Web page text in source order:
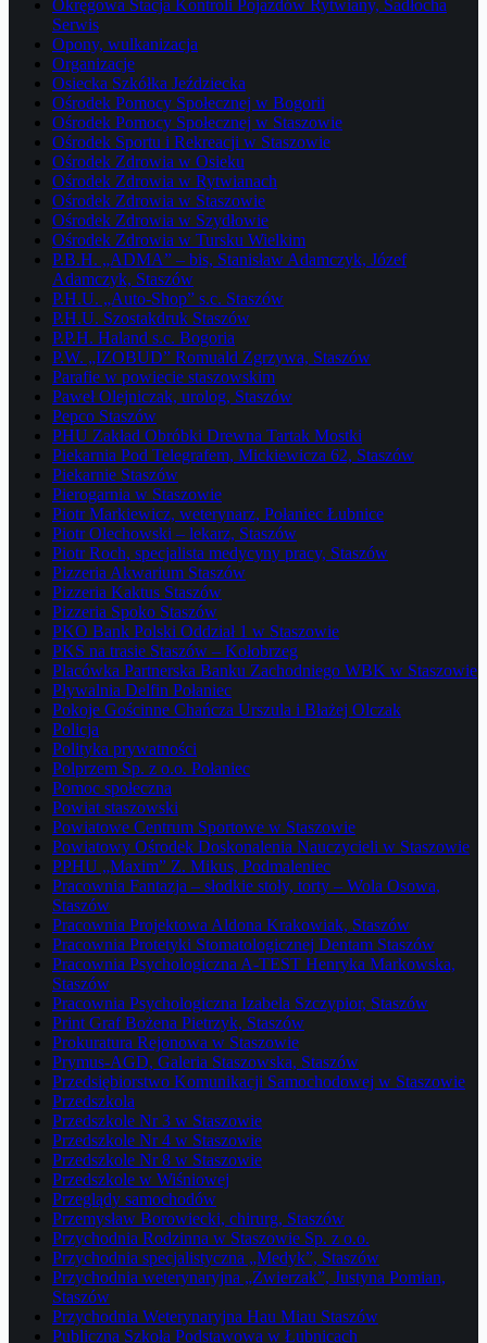
Okręgowa Stacja Kontroli Pojazdów Rytwiany, Sadłocha
Serwis
Opony, wulkanizacja
Organizacje
Osiecka Szkółka Jeździecka
Ośrodek Pomocy Społecznej w Bogorii
Ośrodek Pomocy Społecznej w Staszowie
Ośrodek Sportu i Rekreacji w Staszowie
Ośrodek Zdrowia w Osieku
Ośrodek Zdrowia w Rytwianach
Ośrodek Zdrowia w Staszowie
Ośrodek Zdrowia w Szydłowie
Ośrodek Zdrowia w Tursku Wielkim
P.B.H. „ADMA” – bis, Stanisław Adamczyk, Józef
Adamczyk, Staszów
P.H.U. „Auto-Shop” s.c. Staszów
P.H.U. Szostakdruk Staszów
P.P.H. Haland s.c. Bogoria
P.W. „IZOBUD” Romuald Zgrzywa, Staszów
Parafie w powiecie staszowskim
Paweł Olejniczak, urolog, Staszów
Pepco Staszów
PHU Zakład Obróbki Drewna Tartak Mostki
Piekarnia Pod Telegrafem, Mickiewicza 62, Staszów
Piekarnie Staszów
Pierogarnia w Staszowie
Piotr Markiewicz, weterynarz, Połaniec Łubnice
Piotr Olechowski – lekarz, Staszów
Piotr Roch, specjalista medycyny pracy, Staszów
Pizzeria Akwarium Staszów
Pizzeria Kaktus Staszów
Pizzeria Spoko Staszów
PKO Bank Polski Oddział 1 w Staszowie
PKS na trasie Staszów – Kołobrzeg
Placówka Partnerska Banku Zachodniego WBK w Staszowie
Pływalnia Delfin Połaniec
Pokoje Gościnne Chańcza Urszula i Błażej Olczak
Policja
Polityka prywatności
Polprzem Sp. z o.o. Połaniec
Pomoc społeczna
Powiat staszowski
Powiatowe Centrum Sportowe w Staszowie
Powiatowy Ośrodek Doskonalenia Nauczycieli w Staszowie
PPHU „Maxim” Z. Mikus, Podmaleniec
Pracownia Fantazja – słodkie stoły, torty – Wola Osowa,
Staszów
Pracownia Projektowa Aldona Krakowiak, Staszów
Pracownia Protetyki Stomatologicznej Dentam Staszów
Pracownia Psychologiczna A-TEST Henryka Markowska,
Staszów
Pracownia Psychologiczna Izabela Szczypior, Staszów
Print Graf Bożena Pietrzyk, Staszów
Prokuratura Rejonowa w Staszowie
Prymus-AGD, Galeria Staszowska, Staszów
Przedsiębiorstwo Komunikacji Samochodowej w Staszowie
Przedszkola
Przedszkole Nr 3 w Staszowie
Przedszkole Nr 4 w Staszowie
Przedszkole Nr 8 w Staszowie
Przedszkole w Wiśniowej
Przeglądy samochodów
Przemysław Borowiecki, chirurg, Staszów
Przychodnia Rodzinna w Staszowie Sp. z o.o.
Przychodnia specjalistyczna „Medyk”, Staszów
Przychodnia weterynaryjna „Zwierzak”, Justyna Pomian,
Staszów
Przychodnia Weterynaryjna Hau Miau Staszów
Publiczna Szkoła Podstawowa w Łubnicach